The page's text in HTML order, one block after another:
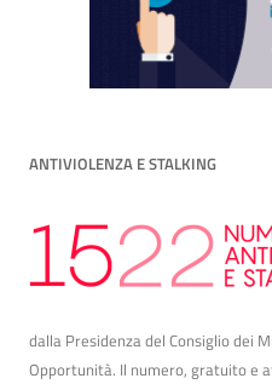
ANTIVIOLENZA E STALKING
dalla Presidenza del Consiglio dei
Opportunità. Il numero, gratuito e